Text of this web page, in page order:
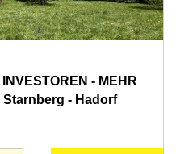
- MEHR
Starnberg - Hadorf